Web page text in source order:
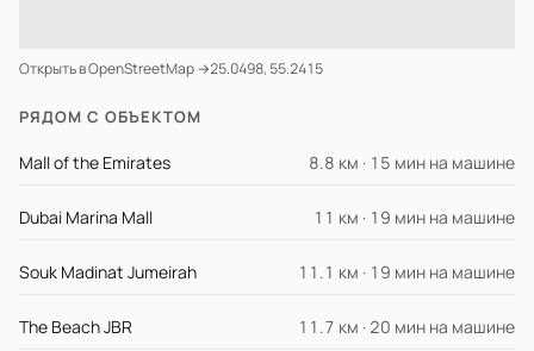
Открыть в OpenStreetMap →25.0498, 55.2415
РЯДОМ С ОБЪЕКТОМ
Mall of the Emirates 8.8 км · 15 мин на машине
Dubai Marina Mall 11 км · 19 мин на машине
Souk Madinat Jumeirah 11.1 км · 19 мин на машине
The Beach JBR 11.7 км · 20 мин на машине